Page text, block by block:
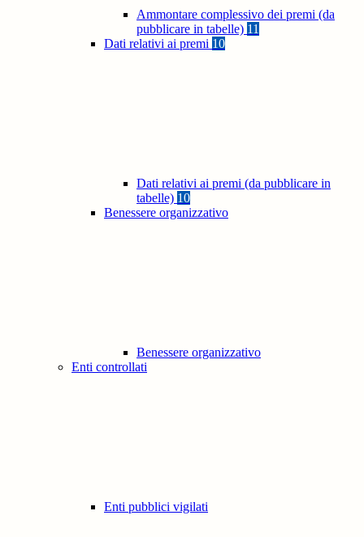
Ammontare complessivo dei premi (da
pubblicare in tabelle) 11
Dati relativi ai premi 10
Dati relativi ai premi (da pubblicare in
tabelle) 10
Benessere organizzativo
Benessere organizzativo
Enti controllati
Enti pubblici vigilati